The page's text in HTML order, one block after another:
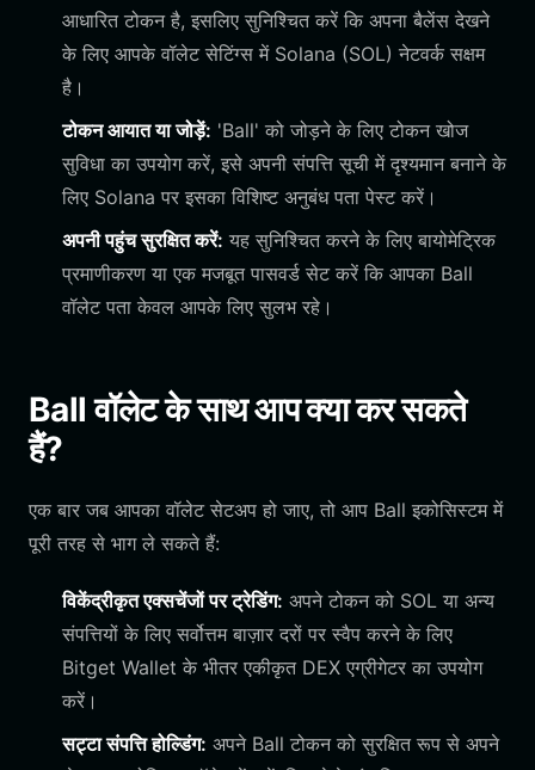
आधारित टोकन है, इसलिए सुनिश्चित करें कि अपना बैलेंस देखने
के लिए आपके वॉलेट सेटिंग्स में Solana (SOL) नेटवर्क सक्षम
है।
टोकन आयात या जोड़ें: 'Ball' को जोड़ने के लिए टोकन खोज
सुविधा का उपयोग करें, इसे अपनी संपत्ति सूची में दृश्यमान बनाने के
लिए Solana पर इसका विशिष्ट अनुबंध पता पेस्ट करें।
अपनी पहुंच सुरक्षित करें: यह सुनिश्चित करने के लिए बायोमेट्रिक
प्रमाणीकरण या एक मजबूत पासवर्ड सेट करें कि आपका Ball
वॉलेट पता केवल आपके लिए सुलभ रहे।
Ball वॉलेट के साथ आप क्या कर सकते
हैं?
एक बार जब आपका वॉलेट सेटअप हो जाए, तो आप Ball इकोसिस्टम में
पूरी तरह से भाग ले सकते हैं:
विकेंद्रीकृत एक्सचेंजों पर ट्रेडिंग: अपने टोकन को SOL या अन्य
संपत्तियों के लिए सर्वोत्तम बाज़ार दरों पर स्वैप करने के लिए
Bitget Wallet के भीतर एकीकृत DEX एग्रीगेटर का उपयोग
करें।
सट्टा संपत्ति होल्डिंग: अपने Ball टोकन को सुरक्षित रूप से अपने